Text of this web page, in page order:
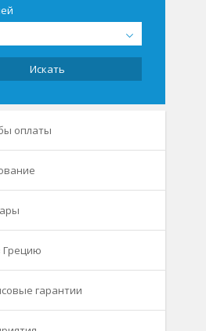
Искать
оплаты
Грецию
гарантии